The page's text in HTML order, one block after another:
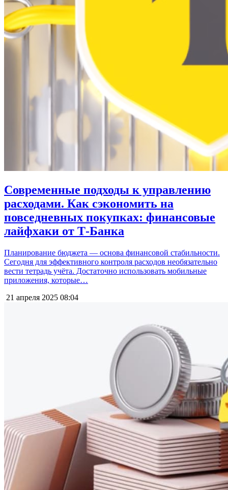
Современные подходы к управлению
расходами. Как сэкономить на
повседневных покупках: финансовые
лайфхаки от Т-Банка
Планирование бюджета — основа финансовой стабильности.
Сегодня для эффективного контроля расходов необязательно
вести тетрадь учёта. Достаточно использовать мобильные
приложения, которые…
21 апреля 2025 08:04